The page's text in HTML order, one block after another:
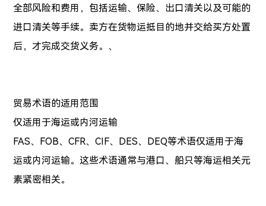
全部风险和费用，包括运输、保险、出口清关以及可能的
进口清关等手续。卖方在货物运抵目的地并交给买方处置
后，才完成交货义务。、
贸易术语的适用范围
仅适用于海运或内河运输
FAS、FOB、CFR、CIF、DES、DEQ等术语仅适用于海
运或内河运输。这些术语通常与港口、船只等海运相关元
素紧密相关。